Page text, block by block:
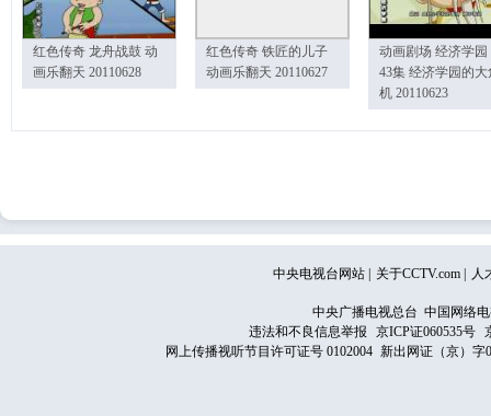
红色传奇 龙舟战鼓 动
画乐翻天 20110628
红色传奇 铁匠的儿子
动画乐翻天 20110627
动画剧场 经济学园
43集 经济学园的大
机 20110623
中央电视台网站 关于CCTV.com 人
中央广播电视总台 中国网络
违法和不良信息举报
京ICP证060535号
网上传播视听节目许可证号 0102004 新出网证（京）